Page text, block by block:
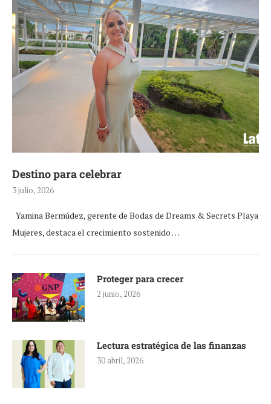
Destino para celebrar
3 julio, 2026
Yamina Bermúdez, gerente de Bodas de Dreams & Secrets Playa
Mujeres, destaca el crecimiento sostenido …
Proteger para crecer
2 junio, 2026
Lectura estratégica de las finanzas
30 abril, 2026